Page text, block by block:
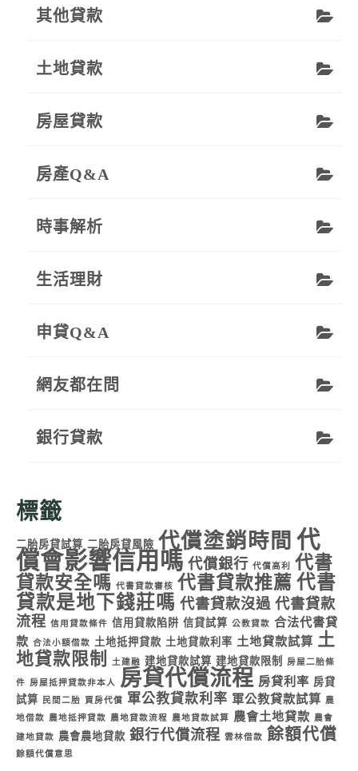
其他貸款
土地貸款
房屋貸款
房產Q&A
時事解析
生活理財
申貸Q&A
網友都在問
銀行貸款
標籤
二胎房貸試算 二胎房貸風險 代償塗銷時間 代
償會影響信用嗎 代償銀行 代償高利
代書
貸款安全嗎 代書貸款審核 代書貸款推薦 代書
貸款是地下錢莊嗎 代書貸款沒過 代書貸款
流程 信用貸款條件 信用貸款陷阱 信貸試算 公教貸款 合法代書貸
款 合法小額借款 土地抵押貸款 土地貸款利率 土地貸款試算 土
地貸款限制
土建融 建地貸款試算 建地貸款限制 房屋二胎條
件 房屋抵押貸款非本人 房貸代償流程 房貸利率 房貸
試算
民間二胎 買房代償 軍公教貸款利率 軍公教貸款試算
農
地借款
農地抵押貸款 農地貸款流程 農地貸款試算 農會土地貸款 農會
建地貸款 農會農地貸款 銀行代償流程 雲林借款 餘額代償
餘額代償意思